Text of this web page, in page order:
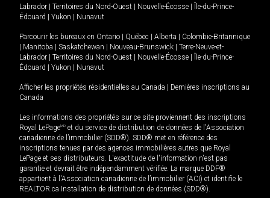
Labrador
Territoires du Nord-Ouest Nouvelle-Écosse
Île-du-Prince-
Édouard
Yukon Nunavut
Parcourir les bureaux en Ontario Québec Alberta
Colombie-Britannique
Manitoba Saskatchewan Nouveau-Brunswick
Terre-Neuve-et-
Labrador
Territoires du Nord-Ouest Nouvelle-Écosse
Île-du-Prince-
Édouard
Yukon Nunavut
Afficher les propriétés résidentielles au Canada
Dernières inscriptions au
Canada
Les informations des propriétés sur ce site proviennent des inscriptions
Royal LePageMD et du service de distribution de données de l'Association
canadienne de l’immobilier (SDD®). SDD® met en référence des
inscriptions tenues par des agences immobilières autres que Royal
LePage et ses distributeurs. L'exactitude de l'information n'est pas
garantie et devrait être indépendamment vérifiée. La marque DDF®
appartient à l'Association canadienne de l’immobilier (ACI) et identifie le
REALTOR.ca Installation de distribution de données (SDD®).